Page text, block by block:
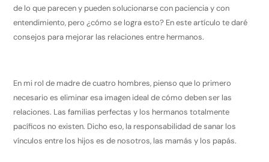
de lo que parecen y pueden solucionarse con paciencia y con
entendimiento, pero ¿cómo se logra esto? En este artículo te daré
consejos para mejorar las relaciones entre hermanos.
En mi rol de madre de cuatro hombres, pienso que lo primero
necesario es eliminar esa imagen ideal de cómo deben ser las
relaciones. Las familias perfectas y los hermanos totalmente
pacíficos no existen. Dicho eso, la responsabilidad de sanar los
vínculos entre los hijos es de nosotros, las mamás y los papás.